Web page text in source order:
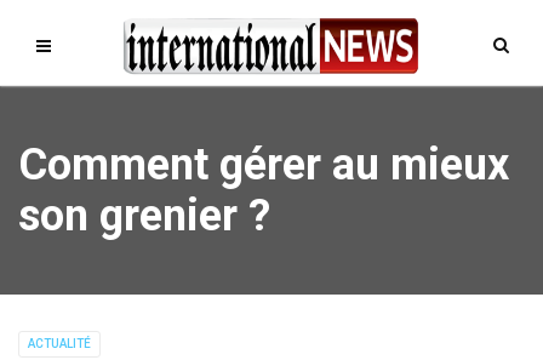
Comment gérer au mieux
son grenier ?
ACTUALITÉ